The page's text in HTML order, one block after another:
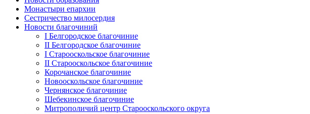
Монастыри епархии
Сестричество милосердия
Новости благочиний
I Белгородское благочиние
II Белгородское благочиние
I Старооскольское благочиние
II Старооскольское благочиние
Корочанское благочиние
Новооскольское благочиние
Чернянское благочиние
Шебекинское благочиние
Митрополичий центр Старооскольского округа